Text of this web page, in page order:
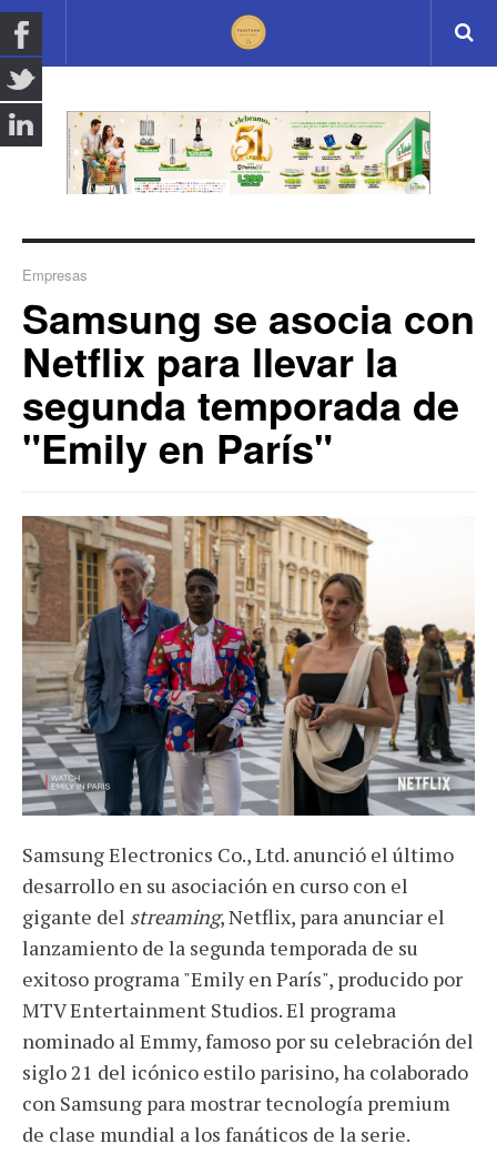
Empresas
Samsung se asocia con
Netflix para llevar la
segunda temporada de
"Emily en París"
Samsung Electronics Co., Ltd. anunció el último
desarrollo en su asociación en curso con el
gigante del streaming, Netflix, para anunciar el
lanzamiento de la segunda temporada de su
exitoso programa "Emily en París", producido por
MTV Entertainment Studios. El programa
nominado al Emmy, famoso por su celebración del
siglo 21 del icónico estilo parisino, ha colaborado
con Samsung para mostrar tecnología premium
de clase mundial a los fanáticos de la serie.